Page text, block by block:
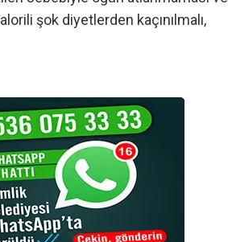
şok diyetlerden kaçınılmalı,